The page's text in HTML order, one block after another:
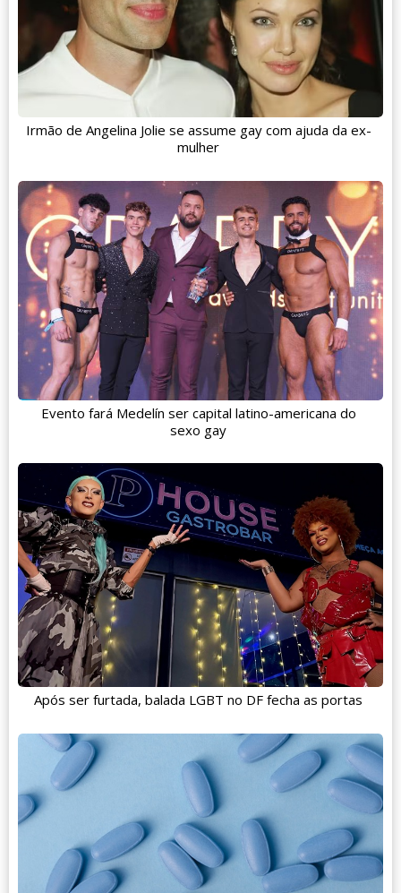
Irmão de Angelina Jolie se assume gay com ajuda da ex-
mulher
Evento fará Medelín ser capital latino-americana do
sexo gay
Após ser furtada, balada LGBT no DF fecha as portas